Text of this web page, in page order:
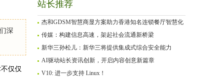
深
仅仅
站长推荐
杰和GDSM智慧商显方案助力香港知名连锁餐厅智慧化
传媒：构建信息高速，架起社会流通新桥梁
新华三孙松儿：新华三将提供集成式综合安全能力
AI驱动站长资讯创新，开启内容创意新篇章
V10: 进一步支持 Linux！